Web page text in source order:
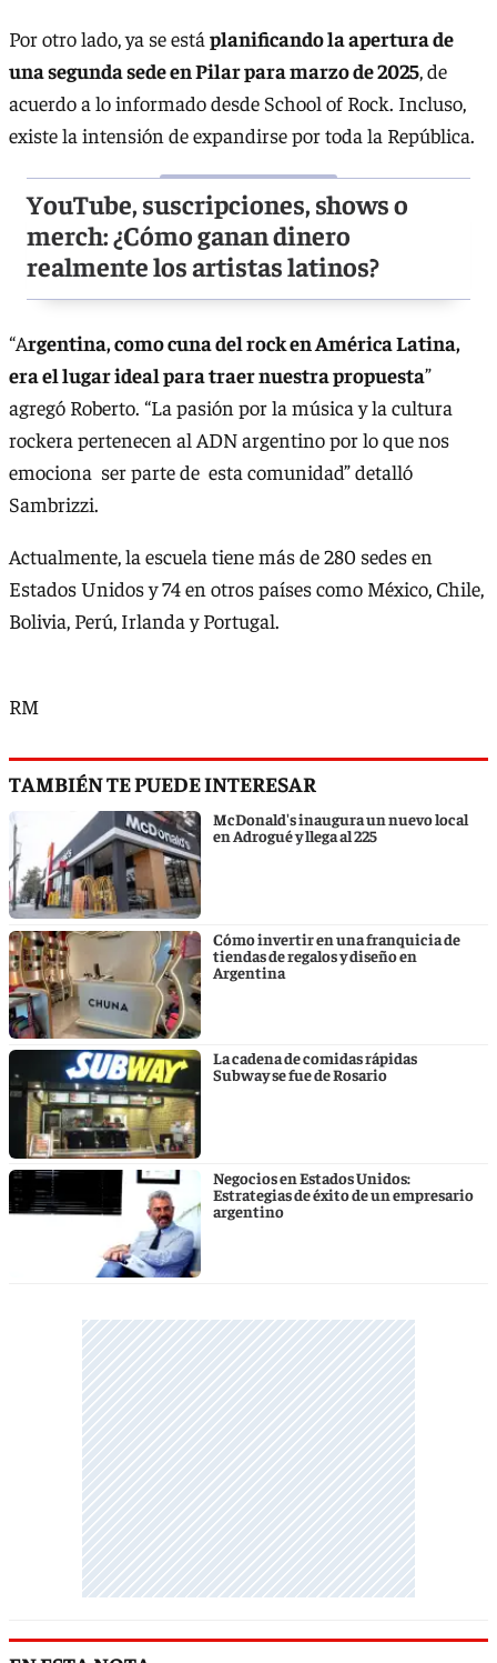
Por otro lado, ya se está planificando la apertura de
una segunda sede en Pilar para marzo de 2025, de
acuerdo a lo informado desde School of Rock. Incluso,
existe la intensión de expandirse por toda la República.
YouTube, suscripciones, shows o
merch: ¿Cómo ganan dinero
realmente los artistas latinos?
“Argentina, como cuna del rock en América Latina,
era el lugar ideal para traer nuestra propuesta”
agregó Roberto. “La pasión por la música y la cultura
rockera pertenecen al ADN argentino por lo que nos
emociona ser parte de esta comunidad” detalló
Sambrizzi.
Actualmente, la escuela tiene más de 280 sedes en
Estados Unidos y 74 en otros países como México, Chile,
Bolivia, Perú, Irlanda y Portugal.
RM
TAMBIÉN TE PUEDE INTERESAR
McDonald's inaugura un nuevo local
en Adrogué y llega al 225
Cómo invertir en una franquicia de
tiendas de regalos y diseño en
Argentina
La cadena de comidas rápidas
Subway se fue de Rosario
Negocios en Estados Unidos:
Estrategias de éxito de un empresario
argentino